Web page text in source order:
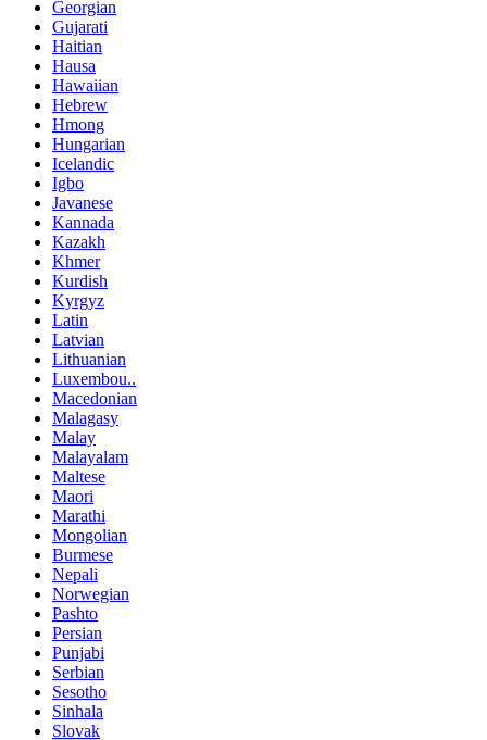
Georgian
Gujarati
Haitian
Hausa
Hawaiian
Hebrew
Hmong
Hungarian
Icelandic
Igbo
Javanese
Kannada
Kazakh
Khmer
Kurdish
Kyrgyz
Latin
Latvian
Lithuanian
Luxembou..
Macedonian
Malagasy
Malay
Malayalam
Maltese
Maori
Marathi
Mongolian
Burmese
Nepali
Norwegian
Pashto
Persian
Punjabi
Serbian
Sesotho
Sinhala
Slovak